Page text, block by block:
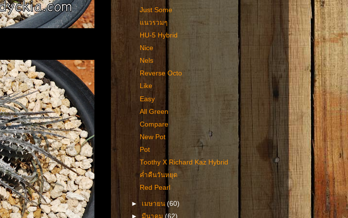
Just Some
แนวรวมๆ
HU-5 Hybrid
Nice
Nels
Reverse Octo
Like
Easy
All Green
Compare
New Pot
Pot
Toothy X Richard Kaz Hybrid
ค่ำคืนวันหยุด
Red Pearl
► เมษายน(60)
►มีนาคม(62)